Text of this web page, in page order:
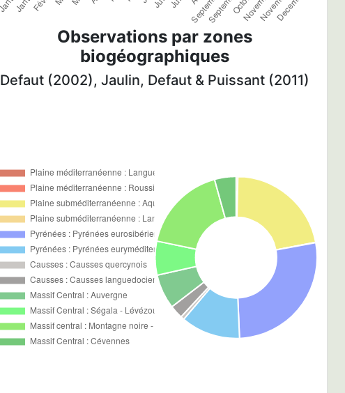
Observations par zones
biogéographiques
Defaut (2002), Jaulin, Defaut & Puissant (2011)